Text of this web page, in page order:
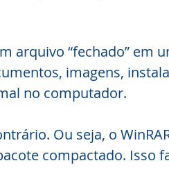
arquivo “fechado” em
imagens,
no computador.
Ou seja, o
compactado. Isso